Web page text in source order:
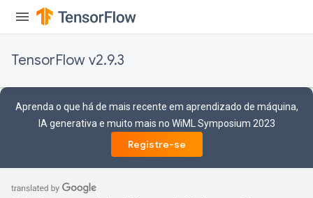
TensorFlow v2.9.3
Aprenda o que há de mais recente em aprendizado de máquina,
IA generativa e muito mais no WiML Symposium 2023
Registre-se